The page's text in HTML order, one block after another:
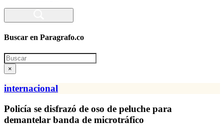
Buscar en Paragrafo.co
Search
×
internacional
Policía se disfrazó de oso de peluche para
demantelar banda de microtráfico